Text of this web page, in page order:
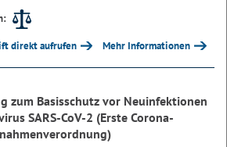
direkt aufrufen Mehr Informationen
zum Basisschutz vor Neuinfektionen
SARS-CoV-2 (Erste Corona-